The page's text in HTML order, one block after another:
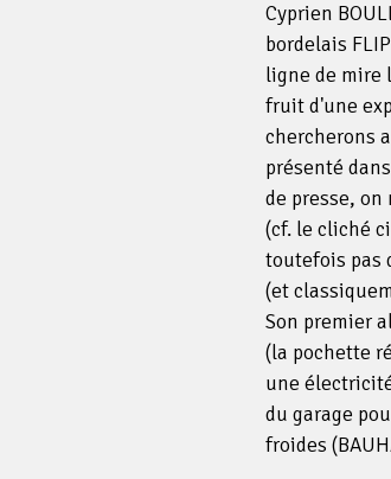
Cyprien
bordelais
ligne de mire
fruit d'une
chercherons
présenté
de presse,
(cf. le cliché
toutefois pas
(et
Son premier
(la pochette
une
du garage
froides